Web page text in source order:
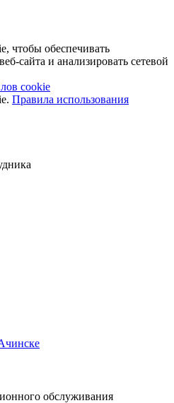
чтобы обеспечивать
сайта и анализировать сетевой
cookie
Правила использования
обслуживания